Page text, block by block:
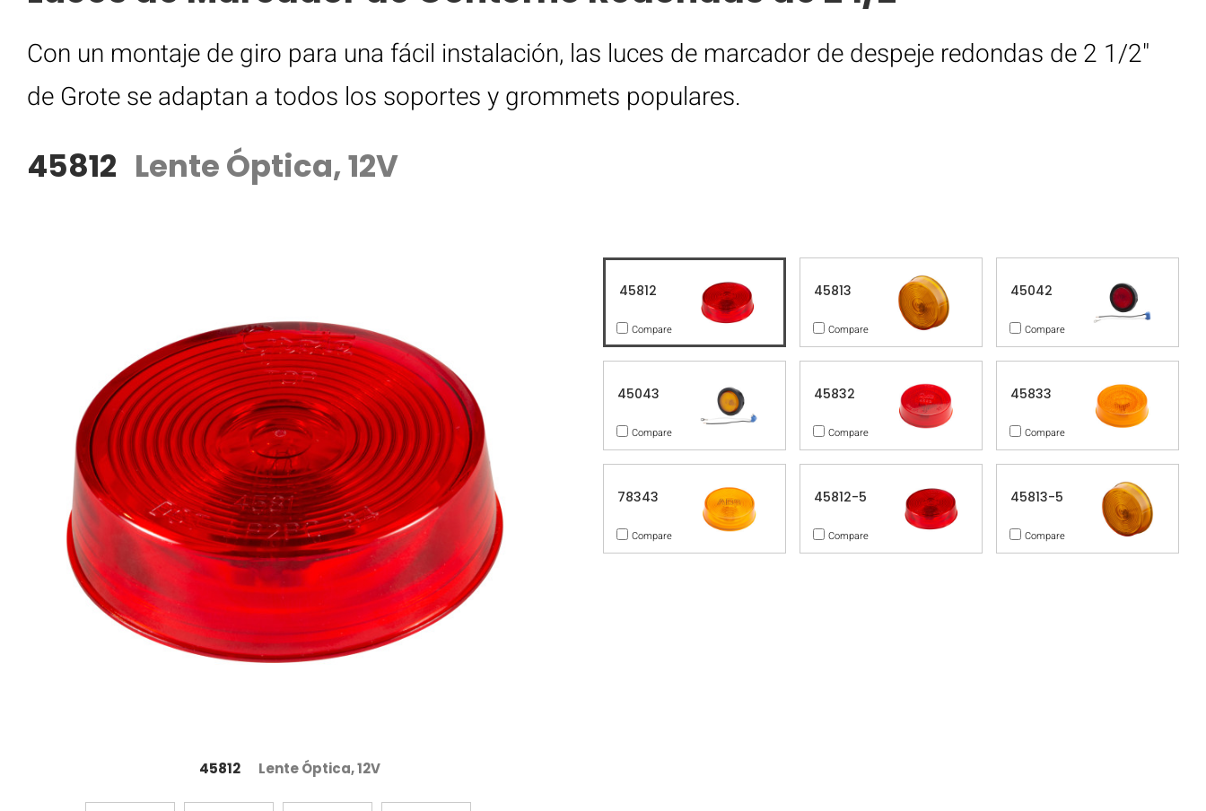
Con un montaje de giro para una fácil instalación, las luces de marcador de despeje redondas de 2 1/2"
de Grote se adaptan a todos los soportes y grommets populares.
45812 Lente Óptica, 12V
45812 Lente Óptica, 12V
45812
Compare
45813
Compare
45042
Compare
45043
Compare
45832
Compare
45833
Compare
78343
Compare
45812-5
Compare
45813-5
Compare